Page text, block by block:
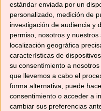
estándar enviada por un
personalizado, medición de
investigación de audiencia y
permiso, nosotros y
localización geográfica
características de
su consentimiento a
que llevemos a cabo el
forma alternativa, puede
consentimiento o acceder a
cambiar sus preferencias
¡No te pierdas
Dirección
de
correo
electrónico
Suscribir